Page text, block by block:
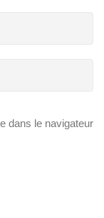
dans le navigateur